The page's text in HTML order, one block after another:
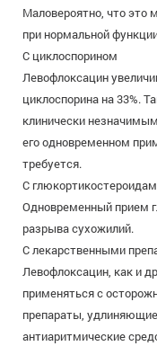
Маловероятно, что это
при нормальной
С циклоспорином
Левофлоксацин
циклоспорина на 33%.
клинически
его одновременном
требуется.
С
Одновременный прием
разрыва сухожилий.
С лекарственными
Левофлоксацин, как и
применяться с
препараты,
антиаритмические